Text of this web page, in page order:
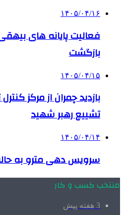
۱۴۰۵/۰۴/۱۶
فعالیت پایانه های
بازگشت
۱۴۰۵/۰۴/۱۵
بازدید چمران از مرکز
تشییع رهبر شهید
۱۴۰۵/۰۴/۱۴
سرویس دهی مترو به
منتخب کسب و کار
3 هفته پیش